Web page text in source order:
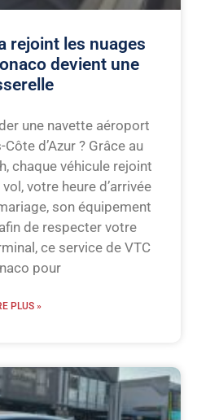
rejoint les nuages
devient une
une navette aéroport
d’Azur ? Grâce au
chaque véhicule rejoint
votre heure d’arrivée
son équipement
de respecter votre
ce service de VTC
pour
PLUS »